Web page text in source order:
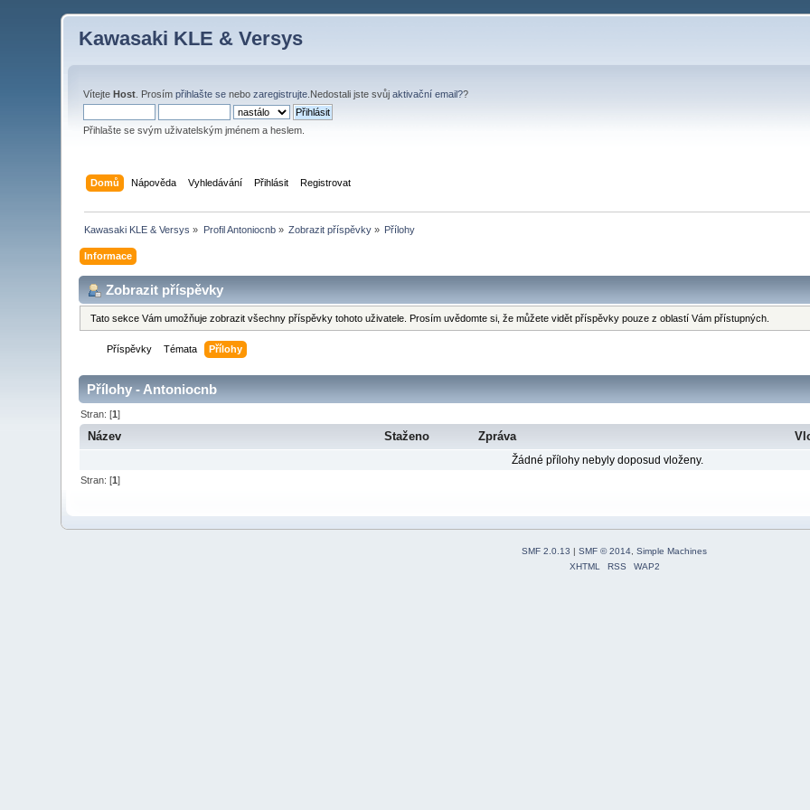
Kawasaki KLE & Versys
VítejteHost . Prosímpřihlašte se nebozaregistrujte .Nedostali jste svůjaktivační email??
Přihlašte se svým uživatelským jménem a heslem.
Domů Nápověda Vyhledávání Přihlásit Registrovat
Kawasaki KLE & Versys » Profil Antoniocnb» Zobrazit příspěvky » Přílohy
Informace
Zobrazit příspěvky
Tato sekce Vám umožňuje zobrazit všechny příspěvky tohoto uživatele. Prosím uvědomte si, že můžete vidět příspěvky pouze z oblastí Vám přístupných.
Příspěvky Témata Přílohy
Přílohy - Antoniocnb
Stran: [1]
Název Staženo Zpráva
Žádné přílohy nebyly doposud vloženy.
Stran: [1]
SMF 2.0.13 | SMF © 2014 Simple Machines
XHTML
RSS WAP2